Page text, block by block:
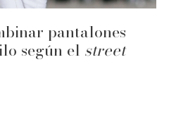
pantalones
según el street